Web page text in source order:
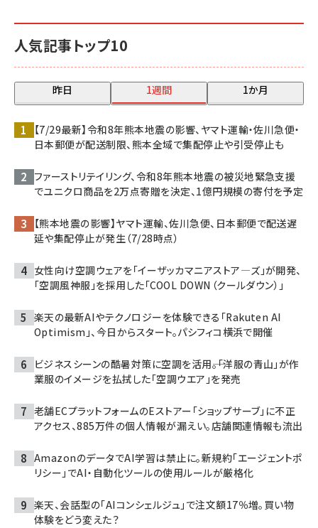
人気記事トップ10
昨日 1週間 1か月
【7/29最新】令和8年熊本地震の影響、ヤマト運輸・佐川急便・
日本郵便が配送制限、熊本全域で集配停止や引受停止も
ファーストリテイリング、令和8年熊本地震の被災地緊急支援
でユニクロ商品を2万点寄贈を決定、1億円規模の寄付を予定
【熊本地震の影響】ヤマト運輸、佐川急便、日本郵便で配送遅
延や集配停止が発生（7/28時点）
女性向け空調ウェアを「イーザッカマニアストア―ズ」が開発、
「空調風神服」を採用した「COOL DOWN（クールダウン）」
楽天の最新AIやテクノロジーを体験できる「Rakuten AI
Optimism」、今日からスタート。パシフィコ横浜で開催
ビジネスシーンの酷暑対策に空調を活用――。「洋服の青山」が作
業服のイメージを払拭した「空調ウエア」を発売
老舗ECプラットフォームのEストアー「ショップサーブ」に不正
アクセス、885万件の個人情報が漏えい。店舗関連情報も流出
AmazonのデータでAI学習は禁止に。新規約「エージェントポ
リシー」でAI・自動化ツールの使用ルールが厳格化
楽天、会話型の「AIコンシェルジュ」で注文額17％増。買い物
体験をどう変えた？